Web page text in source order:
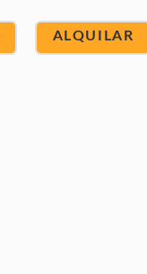
ALQUILAR